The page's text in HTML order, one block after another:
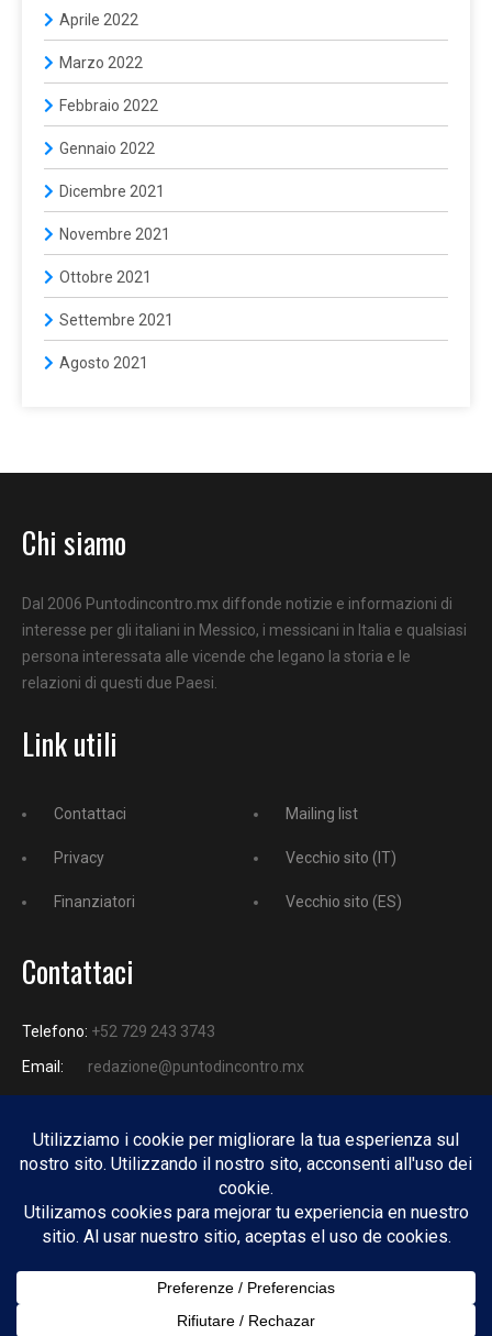
Aprile 2022
Marzo 2022
Febbraio 2022
Gennaio 2022
Dicembre 2021
Novembre 2021
Ottobre 2021
Settembre 2021
Agosto 2021
Chi siamo
Dal 2006 Puntodincontro.mx diffonde notizie e informazioni di
interesse per gli italiani in Messico, i messicani in Italia e qualsiasi
persona interessata alle vicende che legano la storia e le
relazioni di questi due Paesi.
Link utili
Contattaci
Privacy
Finanziatori
Mailing list
Vecchio sito (IT)
Vecchio sito (ES)
Contattaci
Telefono: +52 729 243 3743
Email:
redazione@puntodincontro.mx
PUNTODINCONTRO